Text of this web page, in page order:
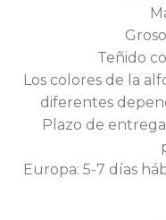
Teñido
Los colores de la
diferentes
Plazo de
Europa: 5-7 días